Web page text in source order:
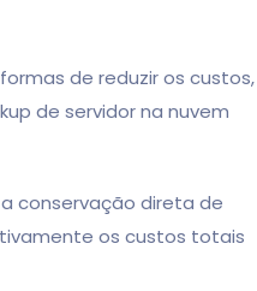
de reduzir os custos,
de servidor na nuvem
conservação direta de
os custos totais